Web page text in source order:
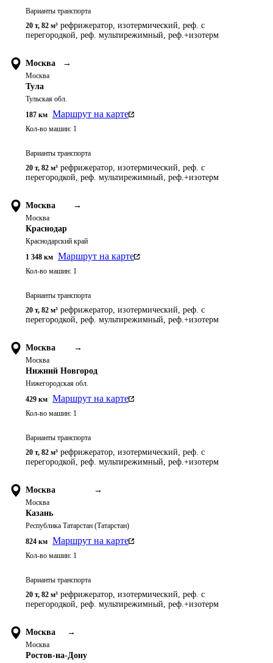
Варианты транспорта
20 т, 82 м³ рефрижератор, изотермический, реф. с
перегородкой, реф. мультирежимный, реф.+изотерм
Москва →
Москва
Тула
Тульская обл.
187 км Маршрут на карте
Кол-во машин: 1
Варианты транспорта
20 т, 82 м³ рефрижератор, изотермический, реф. с
перегородкой, реф. мультирежимный, реф.+изотерм
Москва →
Москва
Краснодар
Краснодарский край
1 348 км Маршрут на карте
Кол-во машин: 1
Варианты транспорта
20 т, 82 м³ рефрижератор, изотермический, реф. с
перегородкой, реф. мультирежимный, реф.+изотерм
Москва →
Москва
Нижний Новгород
Нижегородская обл.
429 км Маршрут на карте
Кол-во машин: 1
Варианты транспорта
20 т, 82 м³ рефрижератор, изотермический, реф. с
перегородкой, реф. мультирежимный, реф.+изотерм
Москва →
Москва
Казань
Республика Татарстан (Татарстан)
824 км Маршрут на карте
Кол-во машин: 1
Варианты транспорта
20 т, 82 м³ рефрижератор, изотермический, реф. с
перегородкой, реф. мультирежимный, реф.+изотерм
Москва →
Москва
Ростов-на-Дону